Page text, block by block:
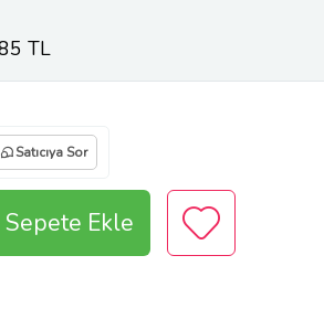
TL
Satıcıya Sor
Sepete Ekle